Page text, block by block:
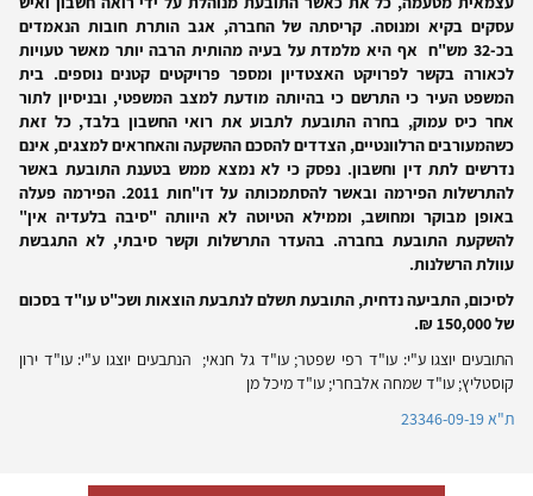
עסקים בקיא ומנוסה. קריסתה של החברה, אגב הותרת חובות הנאמדים
בכ-32 מש"ח אף היא מלמדת על בעיה מהותית הרבה יותר מאשר טעויות
לכאורה בקשר לפרויקט האצטדיון ומספר פרויקטים קטנים נוספים. בית
המשפט העיר כי התרשם כי בהיותה מודעת למצב המשפטי, ובניסיון לתור
אחר כיס עמוק, בחרה התובעת לתבוע את רואי החשבון בלבד, כל זאת
כשהמעורבים הרלוונטיים, הצדדים להסכם ההשקעה והאחראים למצגים, אינם
נדרשים לתת דין וחשבון. נפסק כי לא נמצא ממש בטענת התובעת באשר
להתרשלות הפירמה ובאשר להסתמכותה על דו"חות 2011. הפירמה פעלה
באופן מבוקר ומחושב, וממילא הטיוטה לא היוותה "סיבה בלעדיה אין"
להשקעת התובעת בחברה. בהעדר התרשלות וקשר סיבתי, לא התגבשת
עוולת הרשלנות.
לסיכום, התביעה נדחית, התובעת תשלם לנתבעת הוצאות ושכ"ט עו"ד בסכום
של 150,000 ₪.
התובעים יוצגו ע"י: עו"ד רפי שפטר; עו"ד גל חנאי; הנתבעים יוצגו ע"י: עו"ד ירון
קוסטליץ; עו"ד שמחה אלבחרי; עו"ד מיכל מן
ת"א 23346-09-19